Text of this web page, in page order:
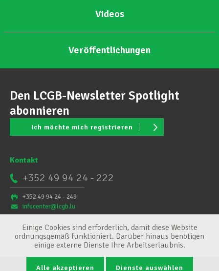
Videos
Veröffentlichungen
Den LCGB-Newsletter Spotlight
abonnieren
Ich möchte mich registrieren
Kontakt
+352 49 94 24 - 222
+352 49 94 24 - 249
infocenter@lcgb.lu
Einige Cookies sind erforderlich, damit diese Website
ordnungsgemäß funktioniert. Darüber hinaus benötigen
einige externe Dienste Ihre Arbeitserlaubnis.
Alle akzeptieren Dienste auswählen